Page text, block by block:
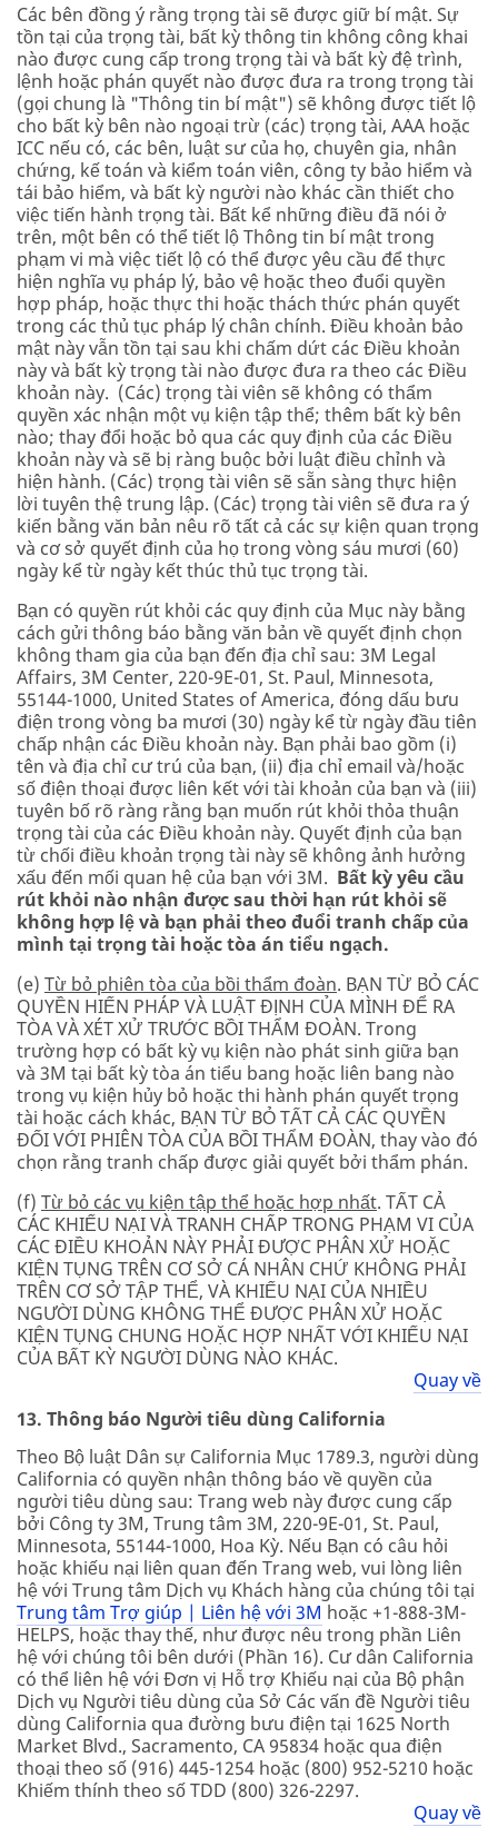
Các bên đồng ý rằng trọng tài sẽ được giữ bí mật. Sự
tồn tại của trọng tài, bất kỳ thông tin không công khai
nào được cung cấp trong trọng tài và bất kỳ đệ trình,
lệnh hoặc phán quyết nào được đưa ra trong trọng tài
(gọi chung là "Thông tin bí mật") sẽ không được tiết lộ
cho bất kỳ bên nào ngoại trừ (các) trọng tài, AAA hoặc
ICC nếu có, các bên, luật sư của họ, chuyên gia, nhân
chứng, kế toán và kiểm toán viên, công ty bảo hiểm và
tái bảo hiểm, và bất kỳ người nào khác cần thiết cho
việc tiến hành trọng tài. Bất kể những điều đã nói ở
trên, một bên có thể tiết lộ Thông tin bí mật trong
phạm vi mà việc tiết lộ có thể được yêu cầu để thực
hiện nghĩa vụ pháp lý, bảo vệ hoặc theo đuổi quyền
hợp pháp, hoặc thực thi hoặc thách thức phán quyết
trong các thủ tục pháp lý chân chính. Điều khoản bảo
mật này vẫn tồn tại sau khi chấm dứt các Điều khoản
này và bất kỳ trọng tài nào được đưa ra theo các Điều
khoản này. (Các) trọng tài viên sẽ không có thẩm
quyền xác nhận một vụ kiện tập thể; thêm bất kỳ bên
nào; thay đổi hoặc bỏ qua các quy định của các Điều
khoản này và sẽ bị ràng buộc bởi luật điều chỉnh và
hiện hành. (Các) trọng tài viên sẽ sẵn sàng thực hiện
lời tuyên thệ trung lập. (Các) trọng tài viên sẽ đưa ra ý
kiến bằng văn bản nêu rõ tất cả các sự kiện quan trọng
và cơ sở quyết định của họ trong vòng sáu mươi (60)
ngày kể từ ngày kết thúc thủ tục trọng tài.
Bạn có quyền rút khỏi các quy định của Mục này bằng
cách gửi thông báo bằng văn bản về quyết định chọn
không tham gia của bạn đến địa chỉ sau: 3M Legal
Affairs, 3M Center, 220-9E-01, St. Paul, Minnesota,
55144-1000, United States of America, đóng dấu bưu
điện trong vòng ba mươi (30) ngày kể từ ngày đầu tiên
chấp nhận các Điều khoản này. Bạn phải bao gồm (i)
tên và địa chỉ cư trú của bạn, (ii) địa chỉ email và/hoặc
số điện thoại được liên kết với tài khoản của bạn và (iii)
tuyên bố rõ ràng rằng bạn muốn rút khỏi thỏa thuận
trọng tài của các Điều khoản này. Quyết định của bạn
từ chối điều khoản trọng tài này sẽ không ảnh hưởng
xấu đến mối quan hệ của bạn với 3M. Bất kỳ yêu cầu
rút khỏi nào nhận được sau thời hạn rút khỏi sẽ
không hợp lệ và bạn phải theo đuổi tranh chấp của
mình tại trọng tài hoặc tòa án tiểu ngạch.
(e) Từ bỏ phiên tòa của bồi thẩm đoàn. BẠN TỪ BỎ CÁC
QUYỀN HIẾN PHÁP VÀ LUẬT ĐỊNH CỦA MÌNH ĐỂ RA
TÒA VÀ XÉT XỬ TRƯỚC BỒI THẨM ĐOÀN. Trong
trường hợp có bất kỳ vụ kiện nào phát sinh giữa bạn
và 3M tại bất kỳ tòa án tiểu bang hoặc liên bang nào
trong vụ kiện hủy bỏ hoặc thi hành phán quyết trọng
tài hoặc cách khác, BẠN TỪ BỎ TẤT CẢ CÁC QUYỀN
ĐỐI VỚI PHIÊN TÒA CỦA BỒI THẨM ĐOÀN, thay vào đó
chọn rằng tranh chấp được giải quyết bởi thẩm phán.
(f) Từ bỏ các vụ kiện tập thể hoặc hợp nhất. TẤT CẢ
CÁC KHIẾU NẠI VÀ TRANH CHẤP TRONG PHẠM VI CỦA
CÁC ĐIỀU KHOẢN NÀY PHẢI ĐƯỢC PHÂN XỬ HOẶC
KIỆN TỤNG TRÊN CƠ SỞ CÁ NHÂN CHỨ KHÔNG PHẢI
TRÊN CƠ SỞ TẬP THỂ, VÀ KHIẾU NẠI CỦA NHIỀU
NGƯỜI DÙNG KHÔNG THỂ ĐƯỢC PHÂN XỬ HOẶC
KIỆN TỤNG CHUNG HOẶC HỢP NHẤT VỚI KHIẾU NẠI
CỦA BẤT KỲ NGƯỜI DÙNG NÀO KHÁC.
Quay về
13. Thông báo Người tiêu dùng California
Theo Bộ luật Dân sự California Mục 1789.3, người dùng
California có quyền nhận thông báo về quyền của
người tiêu dùng sau: Trang web này được cung cấp
bởi Công ty 3M, Trung tâm 3M, 220-9E-01, St. Paul,
Minnesota, 55144-1000, Hoa Kỳ. Nếu Bạn có câu hỏi
hoặc khiếu nại liên quan đến Trang web, vui lòng liên
hệ với Trung tâm Dịch vụ Khách hàng của chúng tôi tại
Trung tâm Trợ giúp | Liên hệ với 3M hoặc +1-888-3M-
HELPS, hoặc thay thế, như được nêu trong phần Liên
hệ với chúng tôi bên dưới (Phần 16). Cư dân California
có thể liên hệ với Đơn vị Hỗ trợ Khiếu nại của Bộ phận
Dịch vụ Người tiêu dùng của Sở Các vấn đề Người tiêu
dùng California qua đường bưu điện tại 1625 North
Market Blvd., Sacramento, CA 95834 hoặc qua điện
thoại theo số (916) 445-1254 hoặc (800) 952-5210 hoặc
Khiếm thính theo số TDD (800) 326-2297.
Quay về